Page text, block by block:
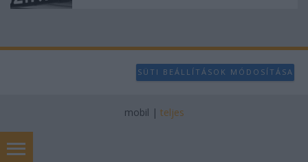
SÜTI BEÁLLÍTÁSOK MÓDOSÍTÁSA
mobil | teljes